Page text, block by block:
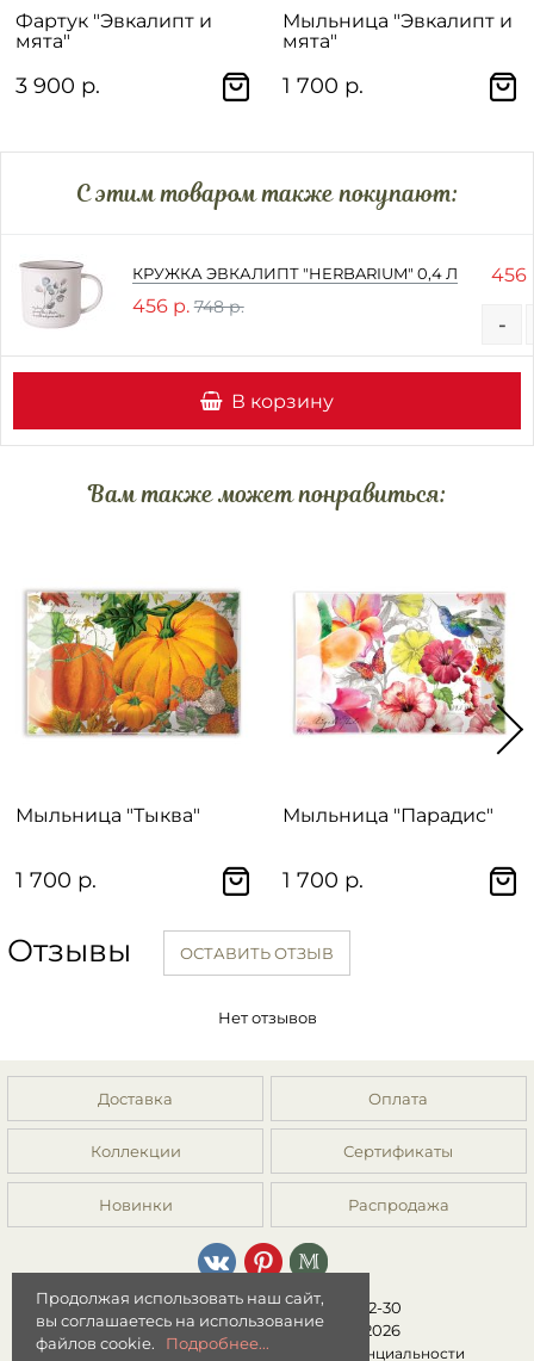
Фартук "Эвкалипт и
мята"
3 900 р.
Мыльница "Эвкалипт и
мята"
1 700 р.
C этим товаром также покупают:
КРУЖКА ЭВКАЛИПТ "HERBARIUM" 0,4 Л
456 р. 748 р.
456
-
В корзину
Вам также может понравиться:
Мыльница "Тыква"
1 700 р.
Мыльница "Парадис"
1 700 р.
Отзывы ОСТАВИТЬ ОТЗЫВ
Нет отзывов
Доставка Оплата
Коллекции Сертификаты
Новинки Распродажа
8 (499) 392-01-44, 8 (977) 149-22-30
Интернет-магазин "Мята" © 2026
Публичная оферта|Политика конфиденциальности
Продолжая использовать наш сайт,
вы соглашаетесь на использование
файлов cookie.
Подробнее...